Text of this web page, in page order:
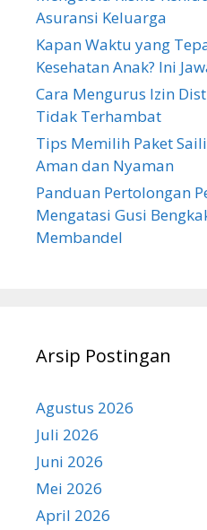
Asuransi Keluarga
Kapan Waktu yang
Kesehatan Anak? Ini
Cara Mengurus Izin
Tidak Terhambat
Tips Memilih Paket
Aman dan Nyaman
Panduan Pertolongan
Mengatasi Gusi
Membandel
Arsip Postingan
Agustus 2026
Juli 2026
Juni 2026
Mei 2026
April 2026